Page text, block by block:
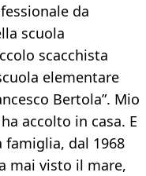
da
scuola
scacchista
elementare
Bertola”. Mio
accolto in casa. E
famiglia, dal 1968
mai visto il mare,